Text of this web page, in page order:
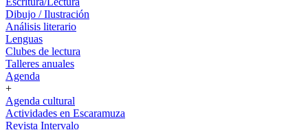
Dibujo / Ilustración
Análisis literario
Lenguas
Clubes de lectura
Talleres anuales
Agenda
+
Agenda cultural
Actividades en Escaramuza
Revista Intervalo